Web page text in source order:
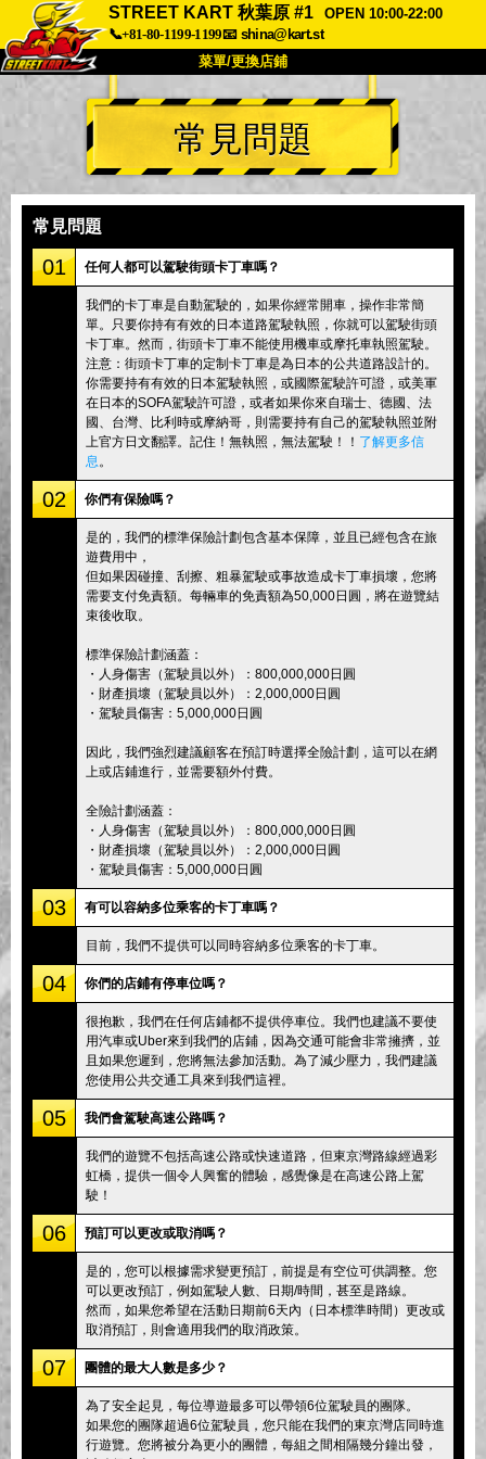
STREET KART 秋葉原 #1
OPEN 10:00-22:00
📞+81-80-1199-1199📧 shina@kart.st
菜單/更換店鋪
首頁
關於 規格 價格
公司
更換店鋪
東京品川 #1 東京秋葉原#1
東京秋葉原#2 東京澀谷
東京澀谷附屬 東京灣
東京淺草 大阪
沖繩
常見問題
常見問題
01 任何人都可以駕駛街頭卡丁車嗎？
我們的卡丁車是自動駕駛的，如果你經常開車，操作非常簡
單。只要你持有有效的日本道路駕駛執照，你就可以駕駛街頭
卡丁車。然而，街頭卡丁車不能使用機車或摩托車執照駕駛。
注意：街頭卡丁車的定制卡丁車是為日本的公共道路設計的。
你需要持有有效的日本駕駛執照，或國際駕駛許可證，或美軍
在日本的SOFA駕駛許可證，或者如果你來自瑞士、德國、法
國、台灣、比利時或摩納哥，則需要持有自己的駕駛執照並附
上官方日文翻譯。記住！無執照，無法駕駛！！ 了解更多信
息 。
02 你們有保險嗎？
是的，我們的標準保險計劃包含基本保障，並且已經包含在旅
遊費用中，
但如果因碰撞、刮擦、粗暴駕駛或事故造成卡丁車損壞，您將
需要支付免責額。每輛車的免責額為50,000日圓，將在遊覽結
束後收取。
標準保險計劃涵蓋：
・人身傷害（駕駛員以外）：800,000,000日圓
・財產損壞（駕駛員以外）：2,000,000日圓
・駕駛員傷害：5,000,000日圓
因此，我們強烈建議顧客在預訂時選擇全險計劃，這可以在網
上或店鋪進行，並需要額外付費。
全險計劃涵蓋：
・人身傷害（駕駛員以外）：800,000,000日圓
・財產損壞（駕駛員以外）：2,000,000日圓
・駕駛員傷害：5,000,000日圓
03 有可以容納多位乘客的卡丁車嗎？
目前，我們不提供可以同時容納多位乘客的卡丁車。
04 你們的店鋪有停車位嗎？
很抱歉，我們在任何店鋪都不提供停車位。我們也建議不要使
用汽車或Uber來到我們的店鋪，因為交通可能會非常擁擠，並
且如果您遲到，您將無法參加活動。為了減少壓力，我們建議
您使用公共交通工具來到我們這裡。
05 我們會駕駛高速公路嗎？
我們的遊覽不包括高速公路或快速道路，但東京灣路線經過彩
虹橋，提供一個令人興奮的體驗，感覺像是在高速公路上駕
駛！
06 預訂可以更改或取消嗎？
是的，您可以根據需求變更預訂，前提是有空位可供調整。您
可以更改預訂，例如駕駛人數、日期/時間，甚至是路線。
然而，如果您希望在活動日期前6天內（日本標準時間）更改或
取消預訂，則會適用我們的取消政策。
07 團體的最大人數是多少？
為了安全起見，每位導遊最多可以帶領6位駕駛員的團隊。
如果您的團隊超過6位駕駛員，您只能在我們的東京灣店同時進
行遊覽。您將被分為更小的團體，每組之間相隔幾分鐘出發，